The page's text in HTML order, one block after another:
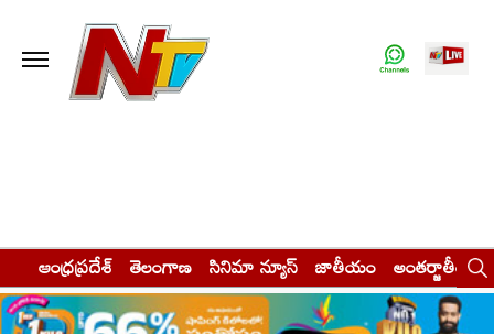
ఆంధ్రప్రదేశ్ తెలంగాణ సినిమా న్యూస్ జాతీయం అంతర్జాతీయం